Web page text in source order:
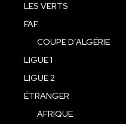
LES VERTS
FAF
COUPE D’ALGÉRIE
LIGUE 1
LIGUE 2
ÉTRANGER
AFRIQUE